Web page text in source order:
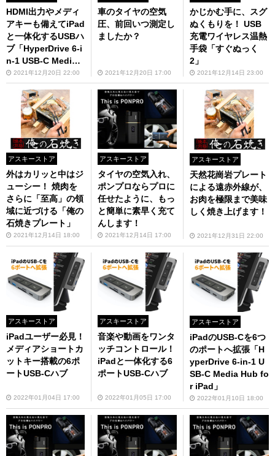
HDMI出力やメディ
アキーも備えてiPad
と一体化するUSBハ
ブ「HyperDrive 6-i
n-1 USB-C Media
Hub for iPad」
2021年12月20日 22:00
車のタイヤの空気
圧、前回いつ測定し
ましたか？
2021年12月20日 17:00
かじかむ手に、スグ
ぬくもりを！ USB
充電ワイヤレス温熱
手袋「すぐぬっく
2」
2021年12月14日 23:00
アスキーストア
外はカリッと中はジ
ューシー！ 焼肉を
さらに「至高」の領
域に近づける「俺の
石焼きプレート」
2021年12月14日 18:00
アスキーストア
タイヤの空気入れ、
ポンプロならプロに
任せたように、もっ
と簡単に素早く充て
んします！
2021年12月14日 17:00
アスキーストア
天然花崗岩プレート
による遠赤外線が、
お肉を極限まで美味
しく焼き上げます！
2021年12月31日 22:00
アスキーストア
iPadユーザー必見！
メディアショートカ
ットキー搭載の6ポ
ートUSB-Cハブ
2022年01月04日 17:00
アスキーストア
音楽や動画をワンタ
ッチコントロール！
iPadと一体化する6
ポートUSB-Cハブ
2022年01月05日 17:00
アスキーストア
iPadのUSB-Cを6つ
のポートへ拡張「H
yperDrive 6-in-1 U
SB-C Media Hub fo
r iPad」
2022年01月10日 18:00